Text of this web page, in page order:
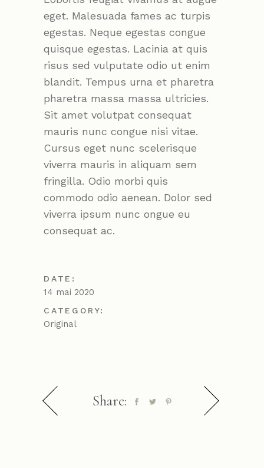
eget. Malesuada fames ac turpis
egestas. Neque egestas congue
quisque egestas. Lacinia at quis
risus sed vulputate odio ut enim
blandit. Tempus urna et pharetra
pharetra massa massa ultricies.
Sit amet volutpat consequat
mauris nunc congue nisi vitae.
Cursus eget nunc scelerisque
viverra mauris in aliquam sem
fringilla. Odio morbi quis
commodo odio aenean. Dolor sed
viverra ipsum nunc ongue eu
consequat ac.
DATE:
14 mai 2020
CATEGORY:
Original
Share: